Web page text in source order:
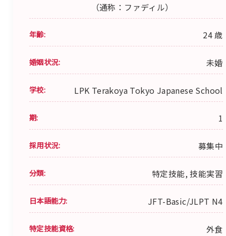
（通称：ファディル）
年齢: 24 歳
婚姻状況: 未婚
学校: LPK Terakoya Tokyo Japanese School
期: 1
採用状況: 募集中
分類: 特定技能, 技能実習
日本語能力: JFT-Basic/JLPT N4
特定技能資格: 外食